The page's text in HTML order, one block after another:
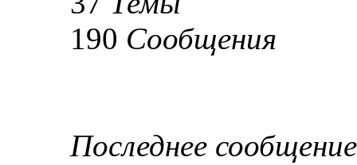
190 Сообщения
Последнее сообщение